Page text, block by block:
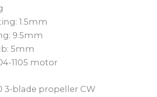
1.5mm
9.5mm
5mm
1105 motor
3-blade propeller CW